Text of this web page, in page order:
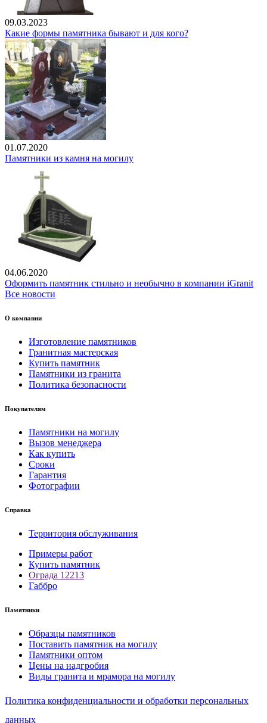
09.03.2023
Какие формы памятника бывают и для кого?
01.07.2020
Памятники из камня на могилу
04.06.2020
Оформить памятник стильно и необычно в компании iGranit
Все новости
О компании
Изготовление памятников
Гранитная мастерская
Купить памятник
Памятники из гранита
Политика безопасности
Покупателям
Памятники на могилу
Вызов менеджера
Как купить
Сроки
Гарантия
Фотографии
Справка
Территория обслуживания
Примеры работ
Купить памятник
Ограда 12213
Габбро
Памятники
Образцы памятников
Поставить памятник на могилу
Памятники оптом
Цены на надгробия
Виды гранита и мрамора на могилу
Политика конфиденциальности и обработки персональных
данных